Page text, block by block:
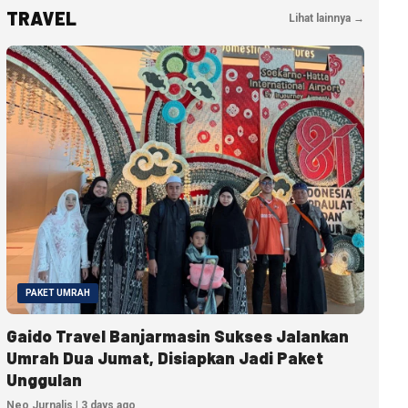
TRAVEL Lihat lainnya →
PAKET UMRAH
Gaido Travel Banjarmasin Sukses Jalankan
Umrah Dua Jumat, Disiapkan Jadi Paket
Unggulan
Neo Jurnalis | 3 days ago